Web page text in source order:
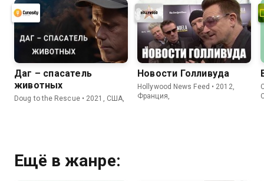
Даг – спасатель
животных
Doug to the Rescue • 2021, США,
Новости Голливуда
Hollywood News Feed • 2012,
Франция,
Ещё в жанре: